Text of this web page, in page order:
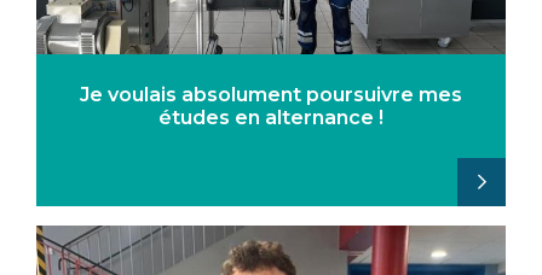
Je voulais absolument poursuivre mes
études en alternance !